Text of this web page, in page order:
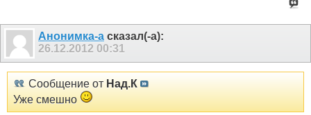
Анонимка-а сказал(-а):
26.12.2012 00:31
Сообщение от Над.К
Уже смешно